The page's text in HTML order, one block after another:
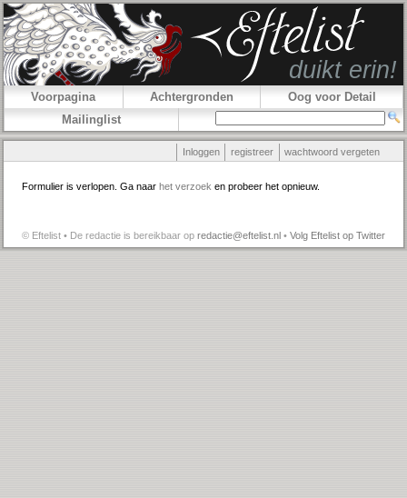
Voorpagina Achtergronden
Oog voor Detail
Mailinglist
Inloggen registreer wachtwoord vergeten
Formulier is verlopen. Ga naar het verzoek en probeer het opnieuw.
© Eftelist • De redactie is bereikbaar op redactie@eftelist.nl • Volg Eftelist op Twitter